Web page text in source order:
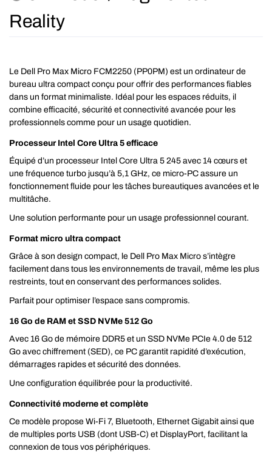
Reality
Le Dell Pro Max Micro FCM2250 (PP0PM) est un ordinateur de
bureau ultra compact conçu pour offrir des performances fiables
dans un format minimaliste. Idéal pour les espaces réduits, il
combine efficacité, sécurité et connectivité avancée pour les
professionnels comme pour un usage quotidien.
Processeur Intel Core Ultra 5 efficace
Équipé d’un processeur Intel Core Ultra 5 245 avec 14 cœurs et
une fréquence turbo jusqu’à 5,1 GHz, ce micro-PC assure un
fonctionnement fluide pour les tâches bureautiques avancées et le
multitâche.
Une solution performante pour un usage professionnel courant.
Format micro ultra compact
Grâce à son design compact, le Dell Pro Max Micro s’intègre
facilement dans tous les environnements de travail, même les plus
restreints, tout en conservant des performances solides.
Parfait pour optimiser l’espace sans compromis.
16 Go de RAM et SSD NVMe 512 Go
Avec 16 Go de mémoire DDR5 et un SSD NVMe PCIe 4.0 de 512
Go avec chiffrement (SED), ce PC garantit rapidité d’exécution,
démarrages rapides et sécurité des données.
Une configuration équilibrée pour la productivité.
Connectivité moderne et complète
Ce modèle propose Wi-Fi 7, Bluetooth, Ethernet Gigabit ainsi que
de multiples ports USB (dont USB-C) et DisplayPort, facilitant la
connexion de tous vos périphériques.